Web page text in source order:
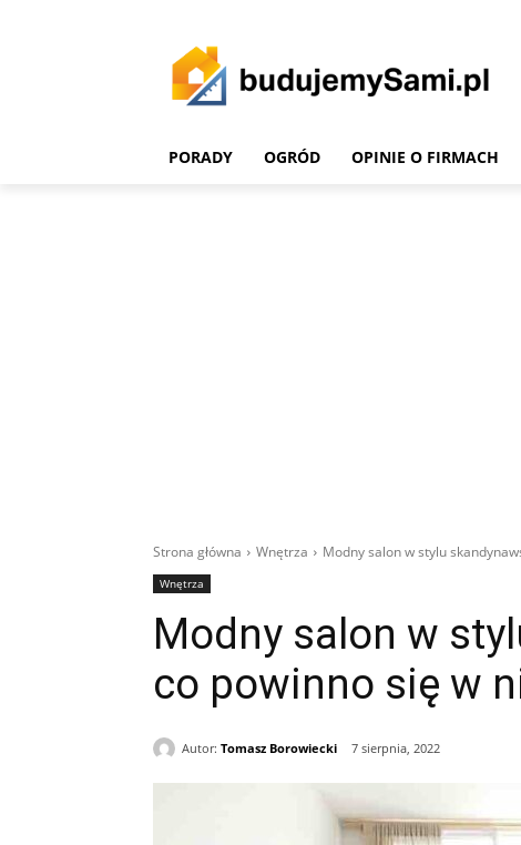
PORADY OGRÓD OPINIE O FIRMACH
Strona główna Wnętrza Modny salon w stylu
Wnętrza
Modny salon w
co powinno się w
Autor: Tomasz Borowiecki 7 sierpnia, 2022